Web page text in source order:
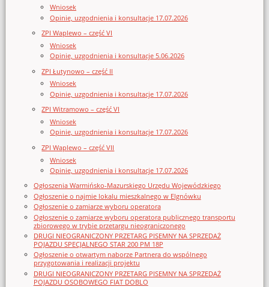
Wniosek
Opinie, uzgodnienia i konsultacje 17.07.2026
ZPI Waplewo – część VI
Wniosek
Opinie, uzgodnienia i konsultacje 5.06.2026
ZPI Łutynowo – część II
Wniosek
Opinie, uzgodnienia i konsultacje 17.07.2026
ZPI Witramowo – część VI
Wniosek
Opinie, uzgodnienia i konsultacje 17.07.2026
ZPI Waplewo – część VII
Wniosek
Opinie, uzgodnienia i konsultacje 17.07.2026
Ogłoszenia Warmińsko-Mazurskiego Urzędu Wojewódzkiego
Ogłoszenie o najmie lokalu mieszkalnego w Elgnówku
Ogłoszenie o zamiarze wyboru operatora
Ogłoszenie o zamiarze wyboru operatora publicznego transportu
zbiorowego w trybie przetargu nieograniczonego
DRUGI NIEOGRANICZONY PRZETARG PISEMNY NA SPRZEDAŻ
POJAZDU SPECJALNEGO STAR 200 PM 18P
Ogłoszenie o otwartym naborze Partnera do wspólnego
przygotowania i realizacji projektu
DRUGI NIEOGRANICZONY PRZETARG PISEMNY NA SPRZEDAŻ
POJAZDU OSOBOWEGO FIAT DOBLO